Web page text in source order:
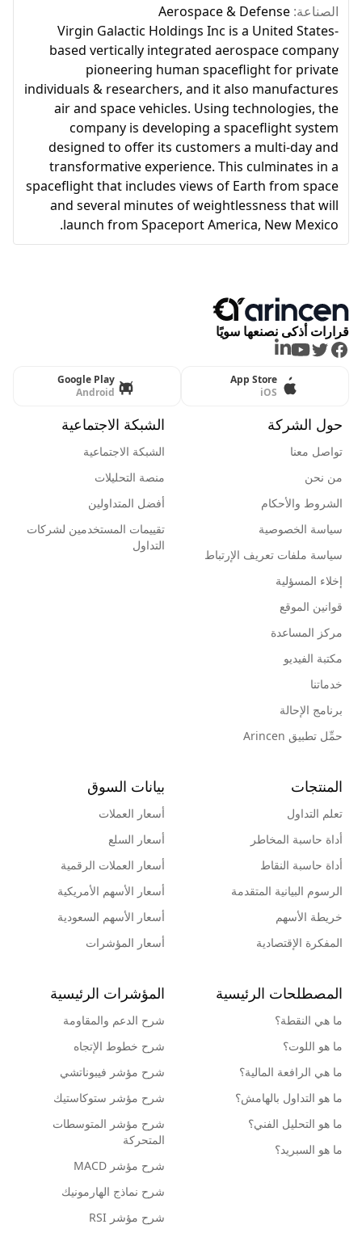
الصناعة: Aerospace & Defense
Virgin Galactic Holdings Inc is a United States-
based vertically integrated aerospace company
pioneering human spaceflight for private
individuals & researchers, and it also manufactures
air and space vehicles. Using technologies, the
company is developing a spaceflight system
designed to offer its customers a multi-day and
transformative experience. This culminates in a
spaceflight that includes views of Earth from space
and several minutes of weightlessness that will
launch from Spaceport America, New Mexico.
قرارات أذكى نصنعها سويًا
Facebook
Twitter
Youtube
LinkedIn
App Store
iOS
Google Play
Android
حول الشركة
تواصل معنا
من نحن
الشروط والأحكام
سياسة الخصوصية
سياسة ملفات تعريف الإرتباط
إخلاء المسؤلية
قوانين الموقع
مركز المساعدة
مكتبة الفيديو
خدماتنا
برنامج الإحالة
حمِّل تطبيق Arincen
الشبكة الاجتماعية
الشبكة الاجتماعية
منصة التحليلات
أفضل المتداولين
تقييمات المستخدمين لشركات
التداول
المنتجات
تعلم التداول
أداة حاسبة المخاطر
أداة حاسبة النقاط
الرسوم البيانية المتقدمة
خريطة الأسهم
المفكرة الإقتصادية
بيانات السوق
أسعار العملات
أسعار السلع
أسعار العملات الرقمية
أسعار الأسهم الأمريكية
أسعار الأسهم السعودية
أسعار المؤشرات
المصطلحات الرئيسية
ما هي النقطة؟
ما هو اللوت؟
ما هي الرافعة المالية؟
ما هو التداول بالهامش؟
ما هو التحليل الفني؟
ما هو السبريد؟
المؤشرات الرئيسية
شرح الدعم والمقاومة
شرح خطوط الإتجاه
شرح مؤشر فيبوناتشي
شرح مؤشر ستوكاستيك
شرح مؤشر المتوسطات
المتحركة
شرح مؤشر MACD
شرح نماذج الهارمونيك
شرح مؤشر RSI